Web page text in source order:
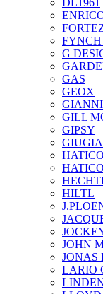
G
GAS
GEOX
GILL
GIPSY
HATICO
HILTL
JOHN
JONAS
LARIO